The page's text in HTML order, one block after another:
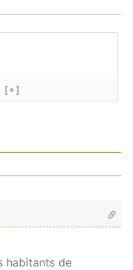
[+]
habitants de